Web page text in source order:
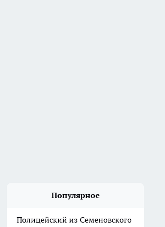
Популярное
Полицейский из Семеновского